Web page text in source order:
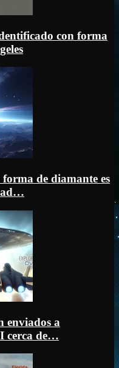
con forma
de diamante es
enviados a
cerca de…